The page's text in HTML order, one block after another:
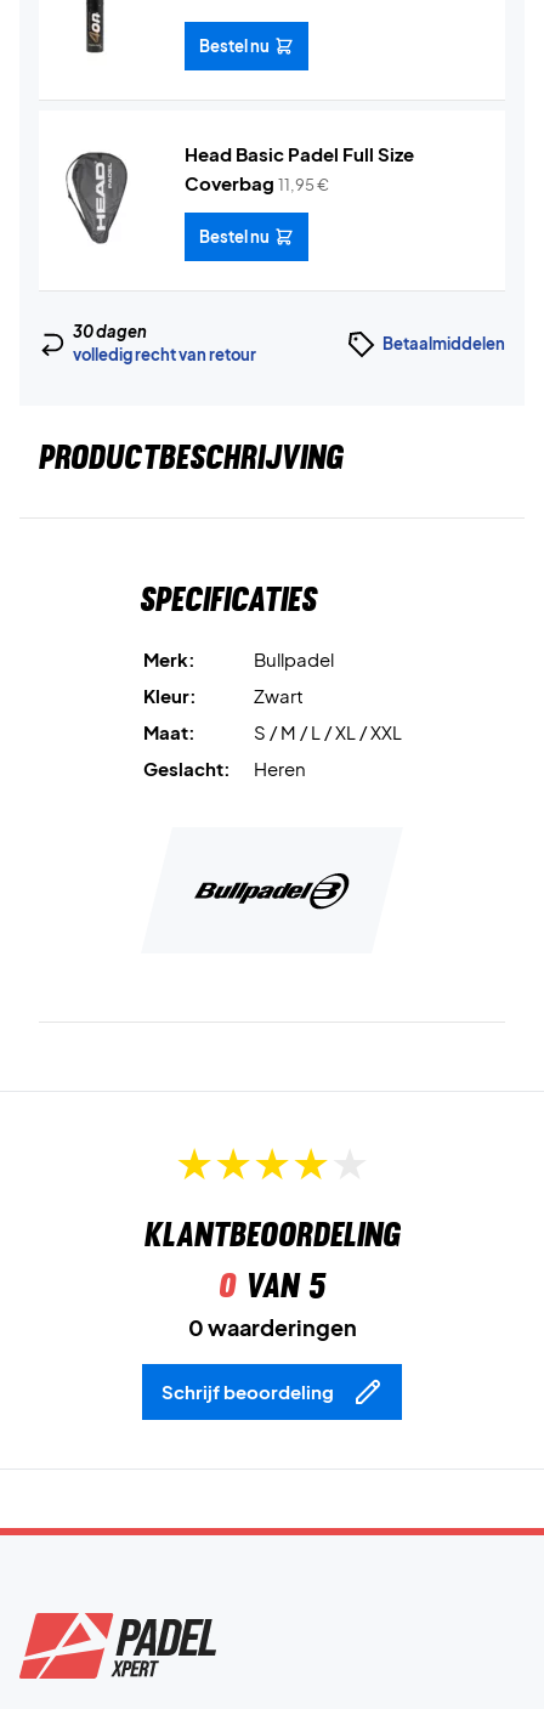
Bestel nu
Head Basic Padel Full Size
Coverbag 11,95€
Bestel nu
30 dagen
volledig recht van retour
Betaalmiddelen
PRODUCTBESCHRIJVING
Specificaties
Merk:
Bullpadel
Kleur:
Zwart
Maat:
S / M / L / XL / XXL
Geslacht:
Heren
Klantbeoordeling
0van 5
0 waarderingen
Schrijf beoordeling